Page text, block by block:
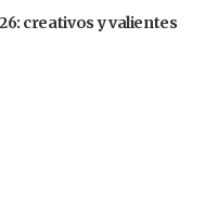
creativos y valientes